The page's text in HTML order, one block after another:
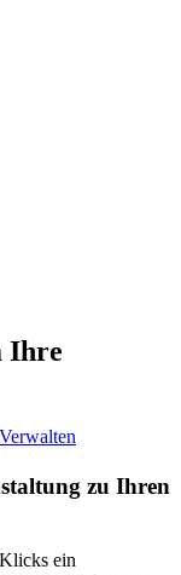
Ihre
Verwalten
zu Ihren
ein